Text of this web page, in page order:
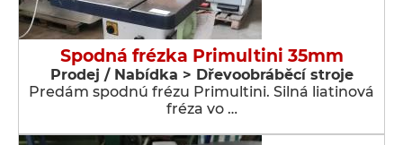
Spodná frézka Primultini 35mm
Prodej / Nabídka > Dřevoobráběcí stroje
Predám spodnú frézu Primultini. Silná liatinová
fréza vo …